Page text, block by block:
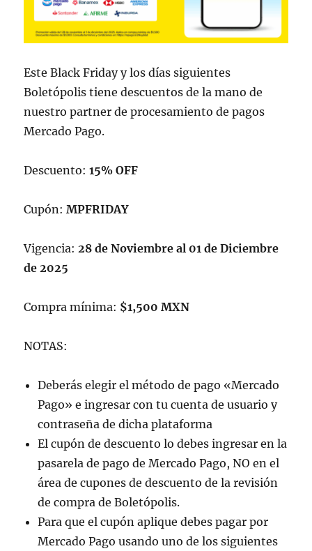
Este Black Friday y los días siguientes
Boletópolis tiene descuentos de la mano de
nuestro partner de procesamiento de pagos
Mercado Pago.
Descuento:15% OFF
Cupón:MPFRIDAY
Vigencia: 28 de Noviembre al 01 de Diciembre
de 2025
Compra mínima: $1,500 MXN
NOTAS:
Deberás elegir el método de pago «Mercado
Pago» e ingresar con tu cuenta de usuario y
contraseña de dicha plataforma
El cupón de descuento lo debes ingresar en la
pasarela de pago de Mercado Pago, NO en el
área de cupones de descuento de la revisión
de compra de Boletópolis.
Para que el cupón aplique debes pagar por
Mercado Pago usando uno de los siguientes